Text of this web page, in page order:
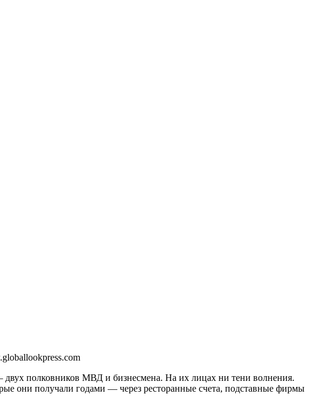
двух полковников МВД и бизнесмена. На их лицах ни тени волнения.
они получали годами — через ресторанные счета, подставные фирмы